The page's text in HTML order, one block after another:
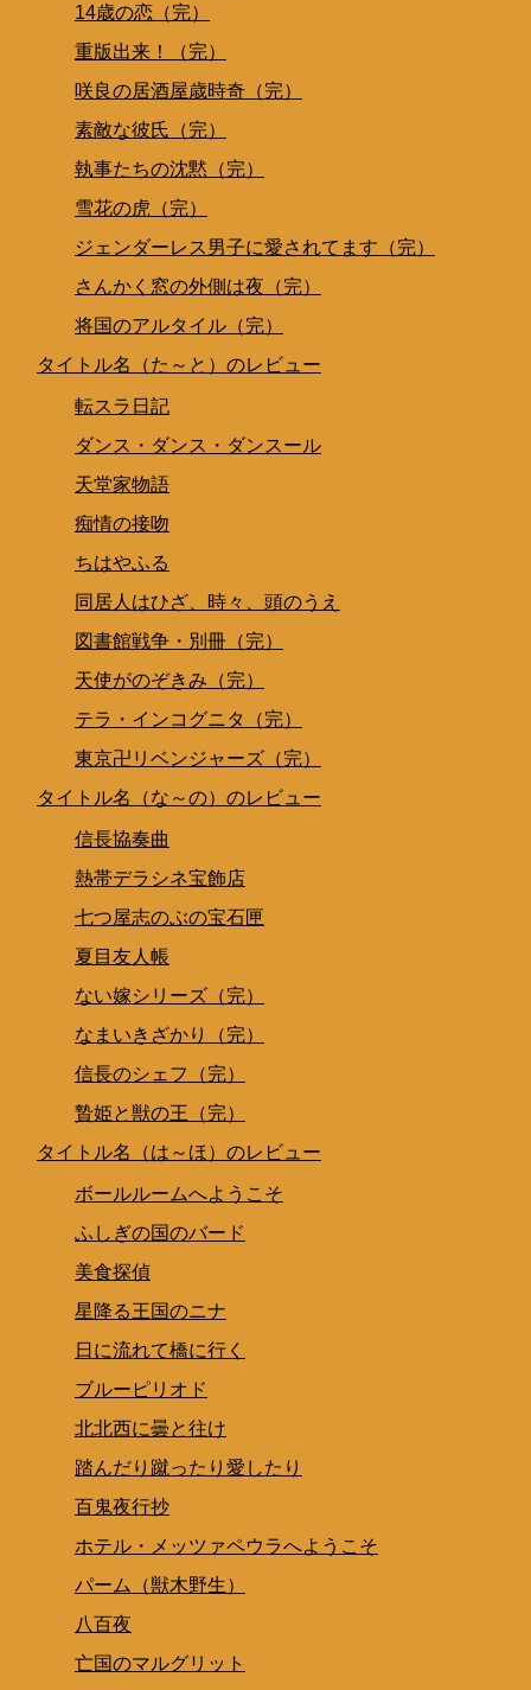
14歳の恋（完）
重版出来！（完）
咲良の居酒屋歳時奇（完）
素敵な彼氏（完）
執事たちの沈黙（完）
雪花の虎（完）
ジェンダーレス男子に愛されてます（完）
さんかく窓の外側は夜（完）
将国のアルタイル（完）
タイトル名（た～と）のレビュー
転スラ日記
ダンス・ダンス・ダンスール
天堂家物語
痴情の接吻
ちはやふる
同居人はひざ、時々、頭のうえ
図書館戦争・別冊（完）
天使がのぞきみ（完）
テラ・インコグニタ（完）
東京卍リベンジャーズ（完）
タイトル名（な～の）のレビュー
信長協奏曲
熱帯デラシネ宝飾店
七つ屋志のぶの宝石匣
夏目友人帳
ない嫁シリーズ（完）
なまいきざかり（完）
信長のシェフ（完）
贄姫と獣の王（完）
タイトル名（は～ほ）のレビュー
ボールルームへようこそ
ふしぎの国のバード
美食探偵
星降る王国のニナ
日に流れて橋に行く
ブルーピリオド
北北西に曇と往け
踏んだり蹴ったり愛したり
百鬼夜行抄
ホテル・メッツァペウラへようこそ
パーム（獣木野生）
八百夜
亡国のマルグリット